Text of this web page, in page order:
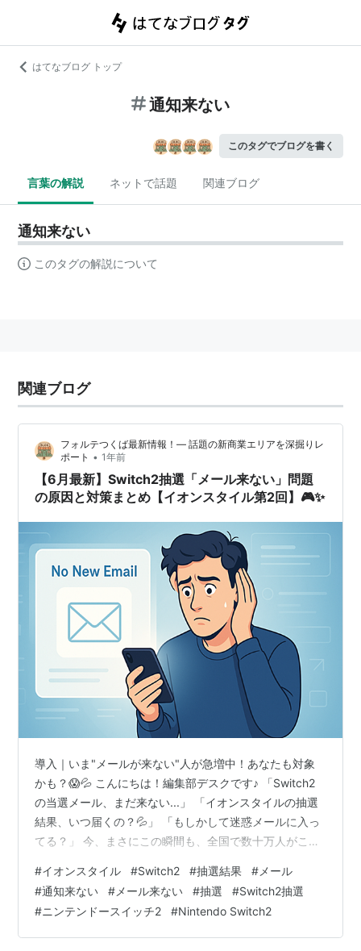
はてなブログ トップ
通知来ない
このタグでブログを書く
言葉の解説 ネットで話題 関連ブログ
通知来ない
このタグの解説について
関連ブログ
フォルテつくば最新情報！— 話題の新商業エリアを深掘りレ
ポート • 1年前
【6月最新】Switch2抽選「メール来ない」問題
の原因と対策まとめ【イオンスタイル第2回】🎮✨
導入｜いま"メールが来ない"人が急増中！あなたも対象
かも？😱💦 こんにちは！編集部デスクです♪ 「Switch2
の当選メール、まだ来ない...」 「イオンスタイルの抽選
結果、いつ届くの？💦」 「もしかして迷惑メールに入っ
てる？」 今、まさにこの瞬間も、全国で数十万人がこん
抽選 通知こない」というキーワードが急上昇中！ 6月4
日の当選発表から時間が経っているのに、メールがまだ
届かない人が続出しているんです💔 でも、ちょっと待っ
て！💡 ※メールが来ない理由、実は"5つの落とし穴"があ
#イオンスタイル #Switch2 #抽選結果 # メール
#通知来ない # メール来ない #抽選 #Switch2抽選
#ニンテンドースイッチ2 #Nintendo Switch2